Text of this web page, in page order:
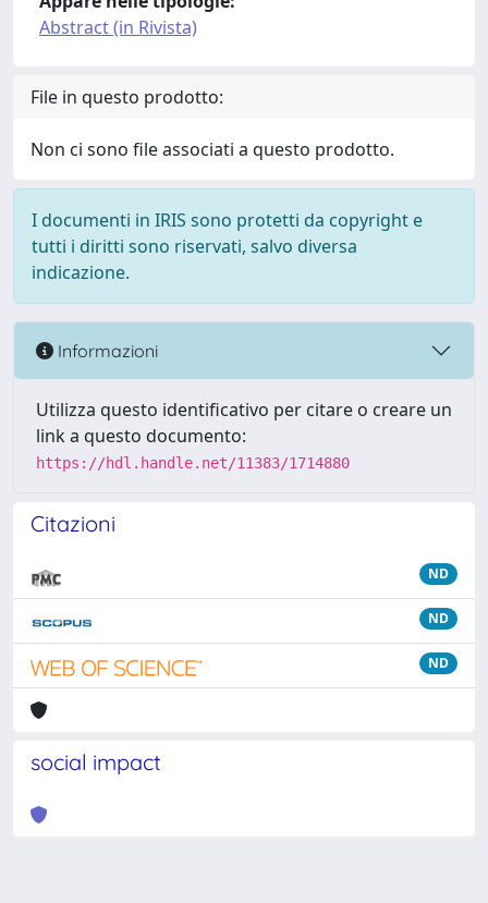
Abstract (in Rivista)
File in questo prodotto:
Non ci sono file associati a questo prodotto.
I documenti in IRIS sono protetti da copyright e
tutti i diritti sono riservati, salvo diversa
indicazione.
Informazioni
Utilizza questo identificativo per citare o creare un
link a questo documento:
https://hdl.handle.net/11383/1714880
Citazioni
ND
ND
ND
social impact